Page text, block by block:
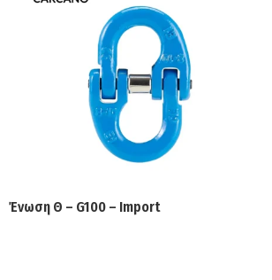
Ένωση Θ – G100 – Import